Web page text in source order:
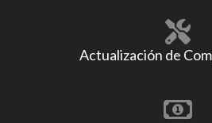
Actualización de